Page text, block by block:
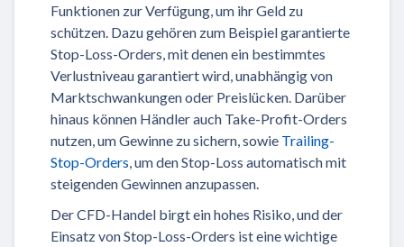
Funktionen zur Verfügung, um ihr Geld zu
schützen. Dazu gehören zum Beispiel garantierte
Stop-Loss-Orders, mit denen ein bestimmtes
Verlustniveau garantiert wird, unabhängig von
Marktschwankungen oder Preislücken. Darüber
hinaus können Händler auch Take-Profit-Orders
nutzen, um Gewinne zu sichern, sowie Trailing-
Stop-Orders , um den Stop-Loss automatisch mit
steigenden Gewinnen anzupassen.
Der CFD-Handel birgt ein hohes Risiko, und der
Einsatz von Stop-Loss-Orders ist eine wichtige